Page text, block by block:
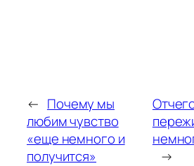
← Почему мы
любим чувство
«еще немного и
получится»
→